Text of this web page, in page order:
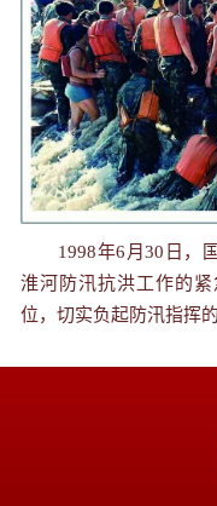
1998年6月30日，国
淮河防汛抗洪工作的
位，切实负起防汛指挥